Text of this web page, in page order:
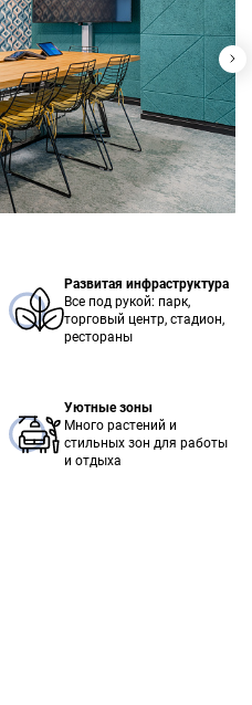
Развитая инфраструктура
Все под рукой: парк,
торговый центр, стадион,
рестораны
Уютные зоны
Много растений и
стильных зон для работы
и отдыха